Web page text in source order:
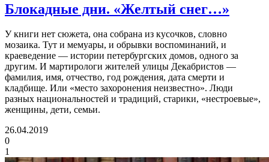
Блокадные дни. «Желтый снег…»
У книги нет сюжета, она собрана из кусочков, словно
мозаика. Тут и мемуары, и обрывки воспоминаний, и
краеведение — истории петербургских домов, одного за
другим. И мартирологи жителей улицы Декабристов —
фамилия, имя, отчество, год рождения, дата смерти и
кладбище. Или «место захоронения неизвестно». Люди
разных национальностей и традиций, старики, «нестроевые»,
женщины, дети, семьи.
26.04.2019
0
1